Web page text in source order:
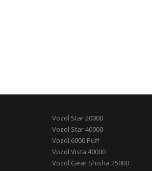
Vozol Star 20000
Vozol Star 40000
Vozol 6000 Puff
Vozol Vista 40000
Vozol Gear Shisha 25000